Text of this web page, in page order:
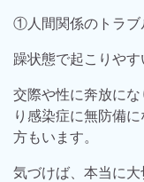
①人間関係のトラブ
躁状態で起こりやす
交際や性に奔放に
り感染症に無防備
方もいます。
気づけば、本当に